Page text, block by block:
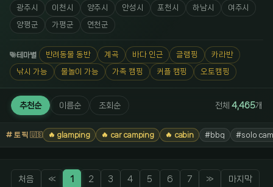
광주시 이천시 양주시 안성시 포천시 하남시 여주시
양평군 가평군 연천군
테마별 반려동물 동반 계곡 바다 인근 글램핑 카라반
낚시 가능 물놀이 가능 가족 캠핑 커플 캠핑 오토캠핑
추천순 이름순 조회순 전체 4,465개
토픽🇺🇸 🔥 glamping 🔥 car camping 🔥 cabin #bbq #solo
처음 « 1 2 3 4 5 6 7 » 마지막